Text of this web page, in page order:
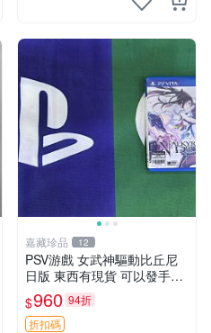
嘉藏珍品 12
PSV游戲 女武神驅動比丘尼
日版 東西有現貨 可以發手物
品 無質量問題售不退不換
$960 94折
折扣碼